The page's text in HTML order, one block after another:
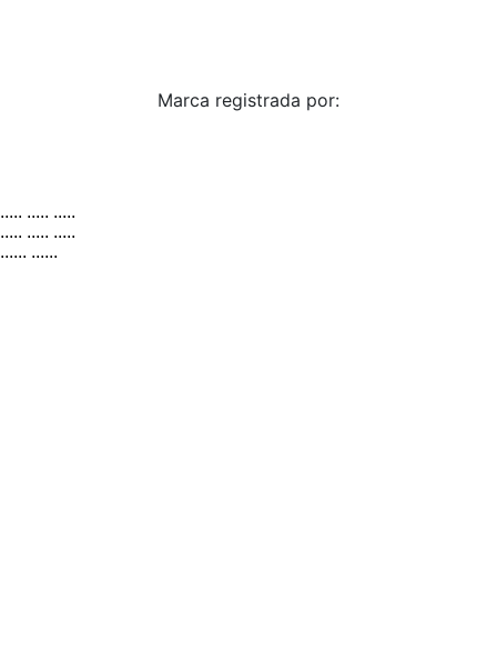
Marca registrada por:
..... ..... .....
..... ..... .....
...... ......